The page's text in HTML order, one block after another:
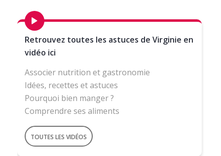
Retrouvez toutes les astuces de Virginie en
vidéo ici
Associer nutrition et gastronomie
Idées, recettes et astuces
Pourquoi bien manger ?
Comprendre ses aliments
TOUTES LES VIDÉOS